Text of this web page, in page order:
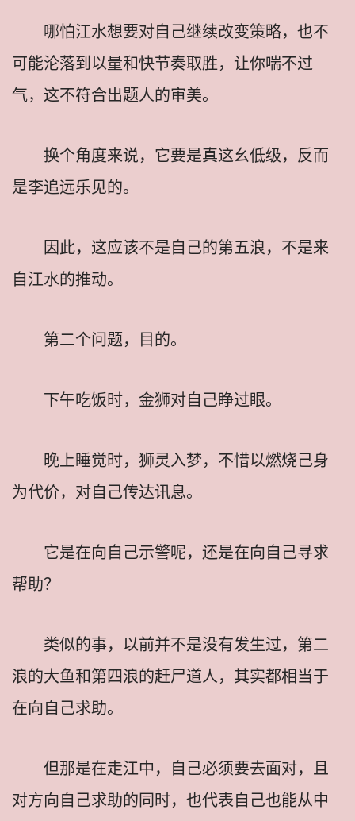
哪怕江水想要对自己继续改变策略，也不
可能沦落到以量和快节奏取胜，让你喘不过
气，这不符合出题人的审美。
换个角度来说，它要是真这幺低级，反而
是李追远乐见的。
因此，这应该不是自己的第五浪，不是来
自江水的推动。
第二个问题，目的。
下午吃饭时，金狮对自己睁过眼。
晚上睡觉时，狮灵入梦，不惜以燃烧己身
为代价，对自己传达讯息。
它是在向自己示警呢，还是在向自己寻求
帮助？
类似的事，以前并不是没有发生过，第二
浪的大鱼和第四浪的赶尸道人，其实都相当于
在向自己求助。
但那是在走江中，自己必须要去面对，且
对方向自己求助的同时，也代表自己也能从中